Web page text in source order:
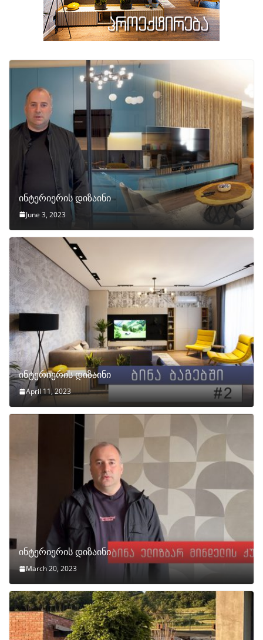
ინტერიერის დიზაინი
June 3, 2023
ინტერიერის დიზაინი
April 11, 2023
ინტერიერის დიზაინი
March 20, 2023